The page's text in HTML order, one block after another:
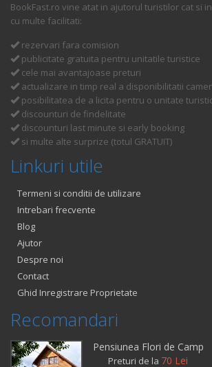
BookFast.ro vine atat in ajutorul turistilor cat si
cu multe facilitati:
rezervari fara comision
publicitate gratuita pentru unitatile turistice
cele mai avantajoase preturi
actualizare in timp real a disponibilitatii
posibilitatea de a licita pentru o unitate
discounturi de findelitate
discounturi last minute si early booking
si multe alte surprize (totul GRATUIT)
Linkuri utile
Termeni si conditii de utilizare
Intrebari frecvente
Blog
Ajutor
Despre noi
Contact
Ghid Inregistrare Proprietate
Recomandari
Pensiunea Flori de Camp
Preturi de la 70 Lei